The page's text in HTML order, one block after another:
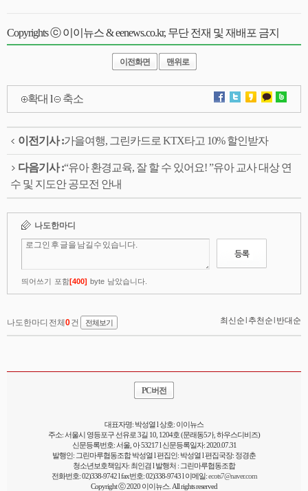
Copyrights ⓒ 이이뉴스 & eenews.co.kr, 무단 전재 및 재배포 금지
이전화면 맨위로
확대 l 축소
이전기사 :가을여행, 그린카드로 KTX타고 10% 할인받자
다음기사 :“유아 환경교육, 잘 할 수 있어요! ”유아 교사 대상 연
수 및 지도안 공모전 안내
PC버전
대표자명: 박성열 l 상호: 이이뉴스
주소: 서울시 영등포구 선유로 3길 10, 1204호 (문래동5가, 하우스디비즈)
신문등록번호: 서울, 아 53217 l 신문등록일자: 2020.07.31
발행인: 그린마루협동조합 박성열 l 편집인: 박성열 l 편집국장: 정경춘
청소년보호책임자: 최인겸 l 발행처 : 그린마루협동조합
전화번호: 02)338-9742 l fax번호: 02)338-9743 l 이메일:ecots7@naver.com
Copyright ⓒ 2020 이이뉴스. All rights reserved